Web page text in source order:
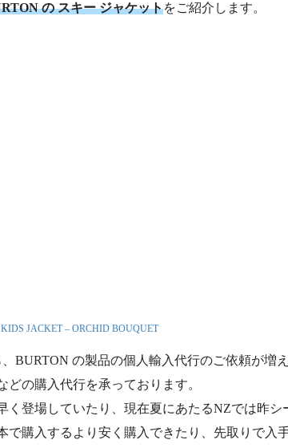
の スキー ジャケットをご紹介します。
JACKET – ORCHID BOUQUET
BURTON の製品の個人輸入代行のご依頼が増
の購入代行を承っております。
く登場していたり、現在夏にあたるNZでは昨シ
で購入するより安く購入できたり、先取りで入